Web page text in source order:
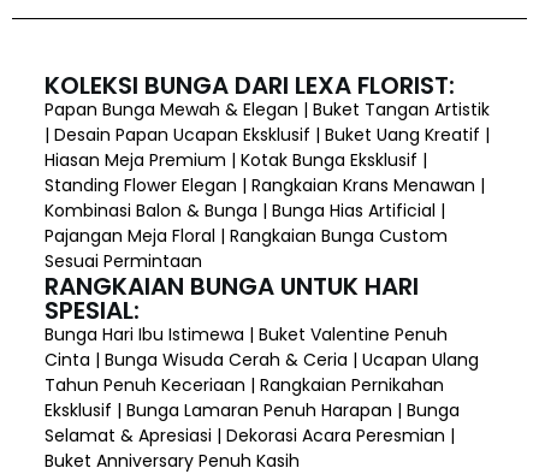
KOLEKSI BUNGA DARI LEXA FLORIST:
Papan Bunga Mewah & Elegan | Buket Tangan Artistik
| Desain Papan Ucapan Eksklusif | Buket Uang Kreatif |
Hiasan Meja Premium | Kotak Bunga Eksklusif |
Standing Flower Elegan | Rangkaian Krans Menawan |
Kombinasi Balon & Bunga | Bunga Hias Artificial |
Pajangan Meja Floral | Rangkaian Bunga Custom
Sesuai Permintaan
RANGKAIAN BUNGA UNTUK HARI
SPESIAL:
Bunga Hari Ibu Istimewa | Buket Valentine Penuh
Cinta | Bunga Wisuda Cerah & Ceria | Ucapan Ulang
Tahun Penuh Keceriaan | Rangkaian Pernikahan
Eksklusif | Bunga Lamaran Penuh Harapan | Bunga
Selamat & Apresiasi | Dekorasi Acara Peresmian |
Buket Anniversary Penuh Kasih